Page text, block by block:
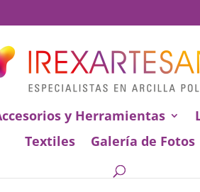
y Herramientas
Textiles
Galería de Fotos